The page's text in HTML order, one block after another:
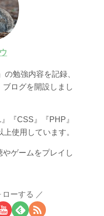
の勉強内容を記録、
ログを開設しまし
『CSS』『PHP』
使用しています。
ゲームをプレイし
ローする